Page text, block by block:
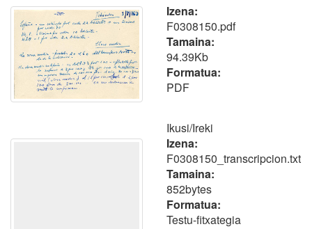
Izena:
F0308150.pdf
Tamaina:
94.39Kb
Formatua:
PDF
Ikusi/Ireki
Izena:
F0308150_transcripcion.txt
Tamaina:
852bytes
Formatua:
Testu-fitxategia